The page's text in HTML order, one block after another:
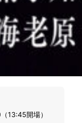
13:45開場）